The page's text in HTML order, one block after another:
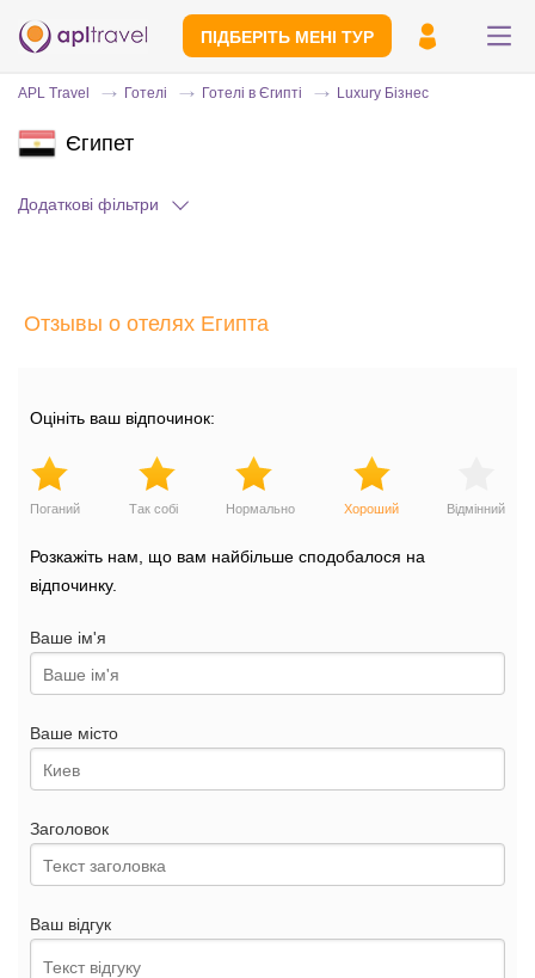
ПІДБЕРІТЬ МЕНІ ТУР
Надішліть свій номер телефону
APL Travel Готелі Готелі в Єгипті Luxury Бізнес
Єгипет
Додаткові фільтри
Отзывы о отелях Египта
Оцініть ваш відпочинок:
Поганий Так собі Нормально Хороший Відмінний
Розкажіть нам, що вам найбільше сподобалося на
відпочинку.
Ваше ім'я
Ваше місто
Заголовок
Ваш відгук